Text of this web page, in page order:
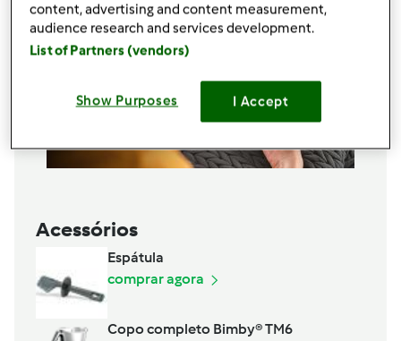
Acessórios
Espátula
comprar agora
Copo completo Bimby® TM6
content, advertising and content measurement,
audience research and services development.
List of Partners (vendors)
Show Purposes I Accept